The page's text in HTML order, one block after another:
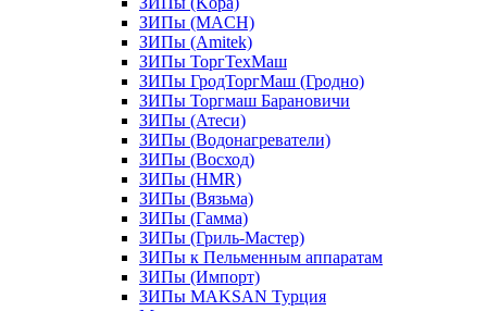
ЗИПы (MACH)
ЗИПы (Amitek)
ЗИПы ТоргТехМаш
ЗИПы ГродТоргМаш (Гродно)
ЗИПы Торгмаш Барановичи
ЗИПы (Атеси)
ЗИПы (Водонагреватели)
ЗИПы (Восход)
ЗИПы (HMR)
ЗИПы (Вязьма)
ЗИПы (Гамма)
ЗИПы (Гриль-Мастер)
ЗИПы к Пельменным аппаратам
ЗИПы (Импорт)
ЗИПы MAKSAN Турция